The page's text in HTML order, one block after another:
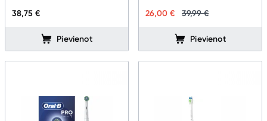
38,75 €
Pievienot
26,00 €
39,99 €
Pievienot